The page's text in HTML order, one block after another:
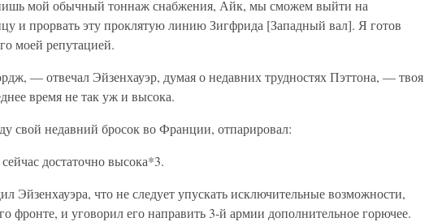
мой обычный тоннаж снабжения, Айк, мы сможем выйти на
и прорвать эту проклятую линию Зигфрида [Западный вал]. Я готов
моей репутацией.
— отвечал Эйзенхауэр, думая о недавних трудностях Пэттона, — твоя
время не так уж и высока.
свой недавний бросок во Франции, отпарировал:
достаточно высока*3.
Эйзенхауэра, что не следует упускать исключительные возможности,
фронте, и уговорил его направить 3-й армии дополнительное горючее.